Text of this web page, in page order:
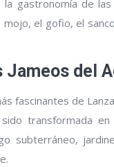
gastronomía de
mojo, el gofio, el
Jameos del
fascinantes de
transformada
subterráneo,